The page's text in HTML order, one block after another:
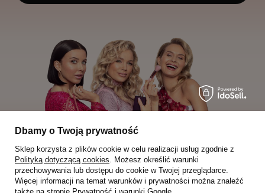
Dbamy o Twoją prywatność
Sklep korzysta z plików cookie w celu realizacji usług zgodnie z
Polityką dotyczącą cookies. Możesz określić warunki
przechowywania lub dostępu do cookie w Twojej przeglądarce.
Więcej informacji na temat warunków i prywatności można znaleźć